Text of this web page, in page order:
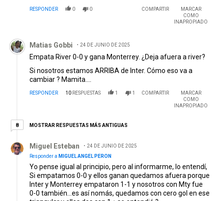
RESPONDER 0 0 COMPARTIR
MARCAR
COMO
INAPROPIADO
Comentario de Matias Gobbi.
Matias Gobbi 24 DE JUNIO DE 2025
Empata River 0-0 y gana Monterrey. ¿Deja afuera a river?
Si nosotros estamos ARRIBA de Inter. Cómo eso va a
cambiar ? Mamita....
RESPONDER 10 RESPUESTAS 1 1 COMPARTIR
MARCAR
COMO
INAPROPIADO
88 respuestas más antiguas
MOSTRAR RESPUESTAS MÁS ANTIGUAS
Miguel Esteban
24 DE JUNIO DE 2025
Responder a MIGUEL ANGEL PERON
Yo pense igual al principio, pero al informarme, lo entendí,
Si empatamos 0-0 y ellos ganan quedamos afuera porque
Inter y Monterrey empataron 1-1 y nosotros con Mty fue
0-0 también...es así nomás, quedamos con cero gol en ese